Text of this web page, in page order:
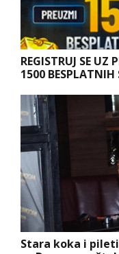
REGISTRUJ SE
1500 BESPLATNIH
Stara koka i